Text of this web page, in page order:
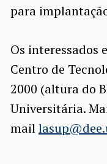
para
Os interessados
Centro de
2000 (altura do
Universitária.
mail